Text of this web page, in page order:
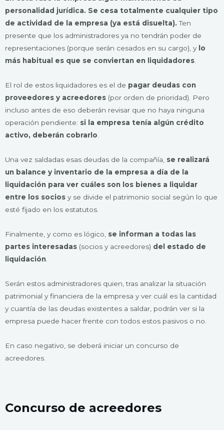
personalidad jurídica. Se cesa totalmente cualquier tipo
de actividad de la empresa (ya está disuelta).Ten
presente que los administradores ya no tendrán poder de
representaciones (porque serán cesados en su cargo), y lo
más habitual es que se conviertan en liquidadores.
El rol de estos liquidadores es el de pagar deudas con
proveedores y acreedores (por orden de prioridad). Pero
incluso antes de eso deberán revisar que no haya ninguna
operación pendiente: si la empresa tenía algún crédito
activo, deberán cobrarlo
Una vez saldadas esas deudas de la compañía, se realizará
un balance y inventario de la empresa a día de la
liquidación para ver cuáles son los bienes a liquidar
entre los socios y se divide el patrimonio social según lo que
esté fijado en los estatutos.
Finalmente, y como es lógico, se informan a todas las
partes interesadas (socios y acreedores) del estado de
liquidación
Serán estos administradores quien, tras analizar la situación
patrimonial y financiera de la empresa y ver cuál es la cantidad
y cuantía de las deudas existentes a saldar, podrán ver si la
empresa puede hacer frente con todos estos pasivos o no.
En caso negativo, se deberá iniciar un concurso de
acreedores.
Concurso de acreedores